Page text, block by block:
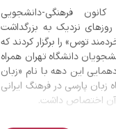
فرهنگی-دانشجویی
روزهای نزدیک به بزرگداشت
توس» را برگزار کردند که
دانشگاه تهران همراه
این دهه با نام «زبان
زبان پارسی در فرهنگ ایرانی
آن اختصاص داشت.